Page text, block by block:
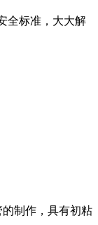
全标准，大大解
制作，具有初粘